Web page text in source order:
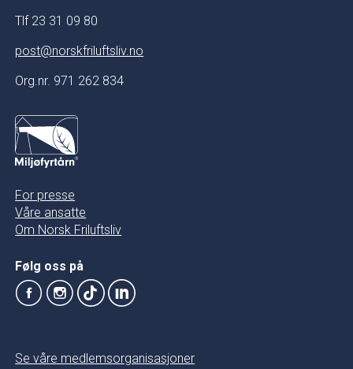
Tlf 23 31 09 80
post@norskfriluftsliv.no
Org.nr. 971 262 834
For presse
Våre ansatte
Om Norsk Friluftsliv
Følg oss på
Se våre medlemsorganisasjoner